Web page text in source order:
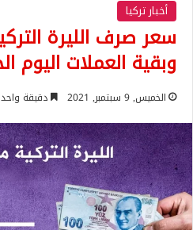
أخبار تركيا
سعر صرف الليرة
وبقية العملات اليوم
الخميس, 9 سبتمبر, 2021 دقيقة